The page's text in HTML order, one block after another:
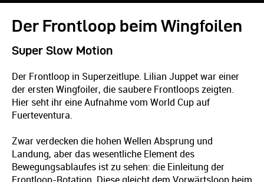
Der Frontloop beim Wingfoilen
Super Slow Motion
Der Frontloop in Superzeitlupe. Lilian Juppet war einer
der ersten Wingfoiler, die saubere Frontloops zeigten.
Hier seht ihr eine Aufnahme vom World Cup auf
Fuerteventura.
Zwar verdecken die hohen Wellen Absprung und
Landung, aber das wesentliche Element des
Bewegungsablaufes ist zu sehen: die Einleitung der